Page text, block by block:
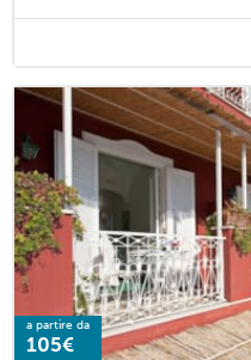
a partire da
105€